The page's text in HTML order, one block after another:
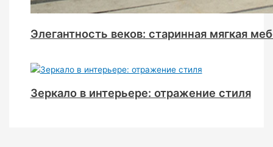
Элегантность веков: старинная мягкая
Зеркало в интерьере: отражение стиля